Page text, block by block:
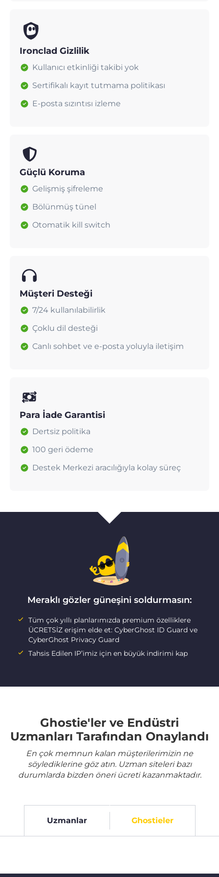
Ironclad Gizlilik
Kullanıcı etkinliği takibi yok
Sertifikalı kayıt tutmama politikası
E-posta sızıntısı izleme
Güçlü Koruma
Gelişmiş şifreleme
Bölünmüş tünel
Otomatik kill switch
Müşteri Desteği
7/24 kullanılabilirlik
Çoklu dil desteği
Canlı sohbet ve e-posta yoluyla iletişim
Para İade Garantisi
Dertsiz politika
100 geri ödeme
Destek Merkezi aracılığıyla kolay süreç
Meraklı gözler güneşini soldurmasın:
Tüm çok yıllı planlarımızda premium özelliklere
ÜCRETSİZ erişim elde et: CyberGhost ID Guard ve
CyberGhost Privacy Guard
Tahsis Edilen IP’imiz için en büyük indirimi kap
Ghostie'ler ve Endüstri
Uzmanları Tarafından Onaylandı
En çok memnun kalan müşterilerimizin ne
söylediklerine göz atın. Uzman siteleri bazı
durumlarda bizden öneri ücreti kazanmaktadır.
Uzmanlar Ghostieler